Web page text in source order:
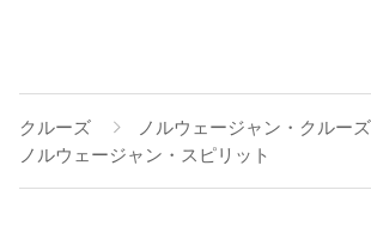
クルーズ
ノルウェージャン・クルー
ノルウェージャン・スピリット